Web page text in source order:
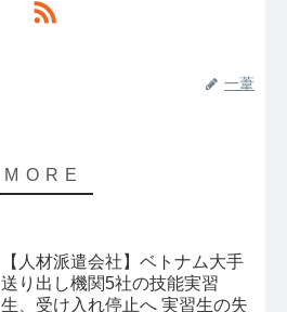
一葦
【人材派遣会社】ベトナム大手
送り出し機関5社の技能実習
生、受け入れ停止へ 実習生の失